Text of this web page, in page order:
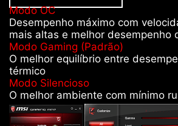
Modo OC
Desempenho máximo com
mais altas e melhor desempenho
Modo Gaming (Padrão)
O melhor equilíbrio entre
térmico
Modo Silencioso
O melhor ambiente com mínimo